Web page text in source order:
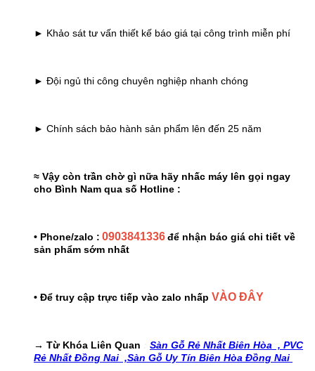
► Khảo sát tư vấn thiết kế báo giá tại công trình miễn phí
► Đội ngủ thi công chuyên nghiệp nhanh chóng
► Chính sách bảo hành sản phẩm lên đến 25 năm
≈ Vậy còn trần chờ gì nữa hãy nhấc máy lên gọi ngay
cho Bình Nam qua số Hotline :
• Phone/zalo : 0903841336để nhận báo giá chi tiết về
sản phẩm sớm nhất
• Để truy cập trực tiếp vào zalo nhấp VÀO ĐÂY
→ Từ Khóa Liên Quan Sàn Gỗ Rẻ Nhất Biên Hòa , PVC
Rẻ Nhất Đồng Nai ,Sàn Gỗ Uy Tín Biên Hòa Đồng Nai